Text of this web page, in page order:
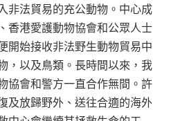
非法貿易的充公動物。中心成
香港愛護動物協會和公眾人士
開始接收非法野生動物貿易中
，以及鳥類。長時間以來，我
協會和警方一直合作無間。許
及放歸野外、送往合適的海外